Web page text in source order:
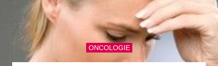
ONCOLOGIE